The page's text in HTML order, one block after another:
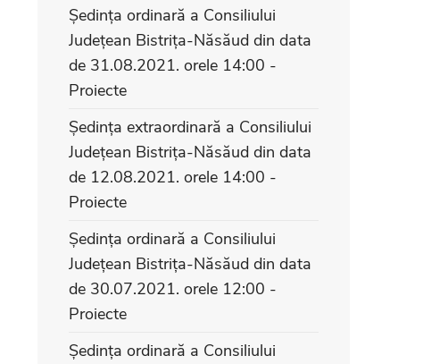
Ședința ordinară a Consiliului
Județean Bistrița-Năsăud din data
de 31.08.2021. orele 14:00 -
Proiecte
Ședința extraordinară a Consiliului
Județean Bistrița-Năsăud din data
de 12.08.2021. orele 14:00 -
Proiecte
Ședința ordinară a Consiliului
Județean Bistrița-Năsăud din data
de 30.07.2021. orele 12:00 -
Proiecte
Ședința ordinară a Consiliului